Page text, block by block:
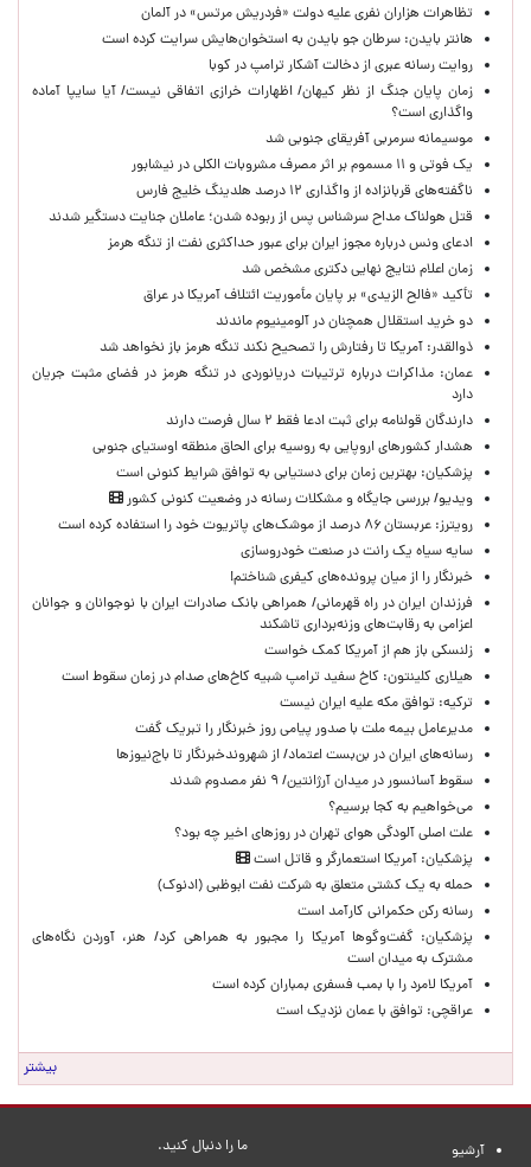
تظاهرات هزاران نفری علیه دولت «فردریش مرتس» در آلمان
هانتر بایدن: سرطان جو بایدن به استخوان‌هایش سرایت کرده است
روایت رسانه عبری از دخالت آشکار ترامپ در کوبا
زمان پایان جنگ از نظر کیهان/ اظهارات خرازی اتفاقی نیست/ آیا سایپا آماده
واگذاری است؟
موسیمانه سرمربی آفریقای جنوبی شد
یک فوتی و ۱۱ مسموم بر اثر مصرف مشروبات الکلی در نیشابور
ناگفته‌های قربانزاده از واگذاری ۱۲ درصد هلدینگ خلیج فارس
قتل هولناک مداح سرشناس پس از ربوده شدن؛ عاملان جنایت دستگیر شدند
ادعای ونس درباره مجوز ایران برای عبور حداکثری نفت از تنگه هرمز
زمان اعلام نتایج نهایی دکتری مشخص شد
تأکید «فالح الزیدی» بر پایان مأموریت ائتلاف آمریکا در عراق
دو خرید استقلال همچنان در آلومینیوم ماندند
ذوالقدر: آمریکا تا رفتارش را تصحیح نکند تنگه هرمز باز نخواهد شد
عمان: مذاکرات درباره ترتیبات دریانوردی در تنگه هرمز در فضای مثبت جریان
دارد
دارندگان قولنامه برای ثبت ادعا فقط ۲ سال فرصت دارند
هشدار کشورهای اروپایی به روسیه برای الحاق منطقه اوستیای جنوبی
پزشکیان‌: بهترین زمان برای دستیابی به توافق شرایط کنونی است
ویدیو/ بررسی جایگاه و مشکلات رسانه در وضعیت کنونی کشور
رویترز: عربستان ۸۶ درصد از موشک‌های پاتریوت خود را استفاده کرده است
سایه سیاه یک رانت در صنعت خودروسازی
خبرنگار را از میان پرونده‌های کیفری شناختم!
​فرزندان ایران در راه قهرمانی/ همراهی بانک صادرات ایران با نوجوانان و جوانان
اعزامی به رقابت‌های وزنه‌برداری تاشکند
زلنسکی باز هم از آمریکا کمک خواست
هیلاری کلینتون: کاخ سفید ترامپ شبیه کاخ‌های صدام در زمان سقوط است
ترکیه: توافق مکه علیه ایران نیست
مدیرعامل بیمه ملت با صدور پیامی روز خبرنگار را تبریک گفت
رسانه‌های ایران در بن‌بست اعتماد/ از شهروندخبرنگار تا باج‌نیوزها
سقوط آسانسور در میدان آرژانتین/ ۹ نفر مصدوم شدند
می‌خواهیم به کجا برسیم؟
علت اصلی آلودگی هوای تهران در روزهای اخیر چه بود؟
پزشکیان: آمریکا استعمارگر و قاتل است
حمله به یک کشتی متعلق به شرکت نفت ابوظبی (ادنوک)
رسانه رکن حکمرانی کارآمد است
پزشکیان: گفت‌وگوها آمریکا را مجبور به همراهی کرد/ هنر، آوردن نگاه‌های
مشترک به میدان است
آمریکا لامرد را با بمب فسفری بمباران کرده است
عراقچی: توافق با عمان نزدیک است
بیشتر
آرشیو
ما را دنبال کنید.